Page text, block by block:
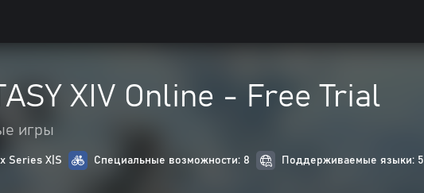
XIV Online - Free Trial
игры
Series X|S Специальные возможности: 8 Поддерживаемые языки: 5